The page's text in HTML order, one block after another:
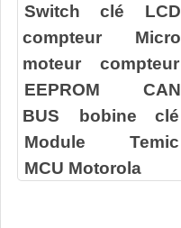
Switch clé
LCD
compteur
Micro
moteur compteur
EEPROM
CAN
BUS
bobine clé
Module Temic
MCU Motorola